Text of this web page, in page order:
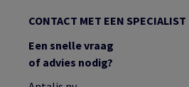
CONTACT MET EEN SPECIALIST
Een snelle vraag
of advies nodig?